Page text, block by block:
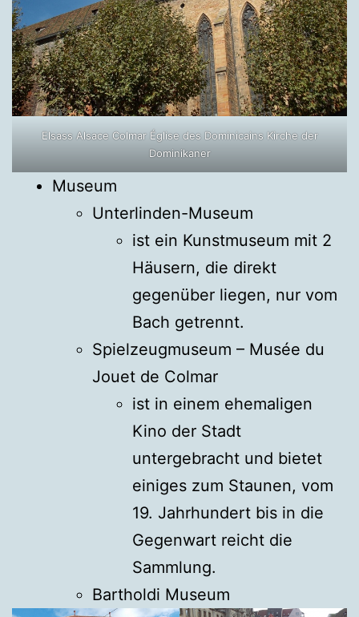
Elsass Alsace Colmar Église des Dominicains Kirche der
Dominikaner
Museum
Unterlinden-Museum
ist ein Kunstmuseum mit 2
Häusern, die direkt
gegenüber liegen, nur vom
Bach getrennt.
Spielzeugmuseum – Musée du
Jouet de Colmar
ist in einem ehemaligen
Kino der Stadt
untergebracht und bietet
einiges zum Staunen, vom
19. Jahrhundert bis in die
Gegenwart reicht die
Sammlung.
Bartholdi Museum